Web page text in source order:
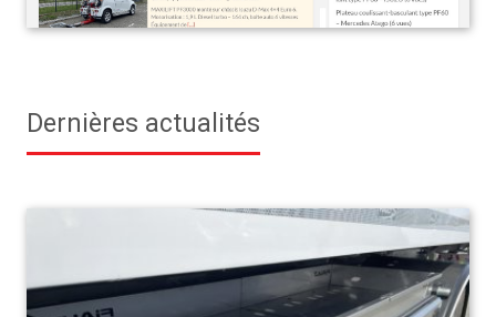
Dernières actualités